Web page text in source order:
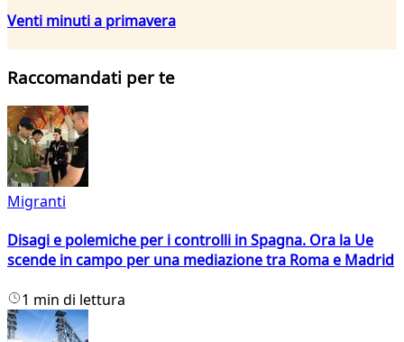
Venti minuti a primavera
Raccomandati per te
Migranti
Disagi e polemiche per i controlli in Spagna. Ora la Ue
scende in campo per una mediazione tra Roma e Madrid
1 min di lettura